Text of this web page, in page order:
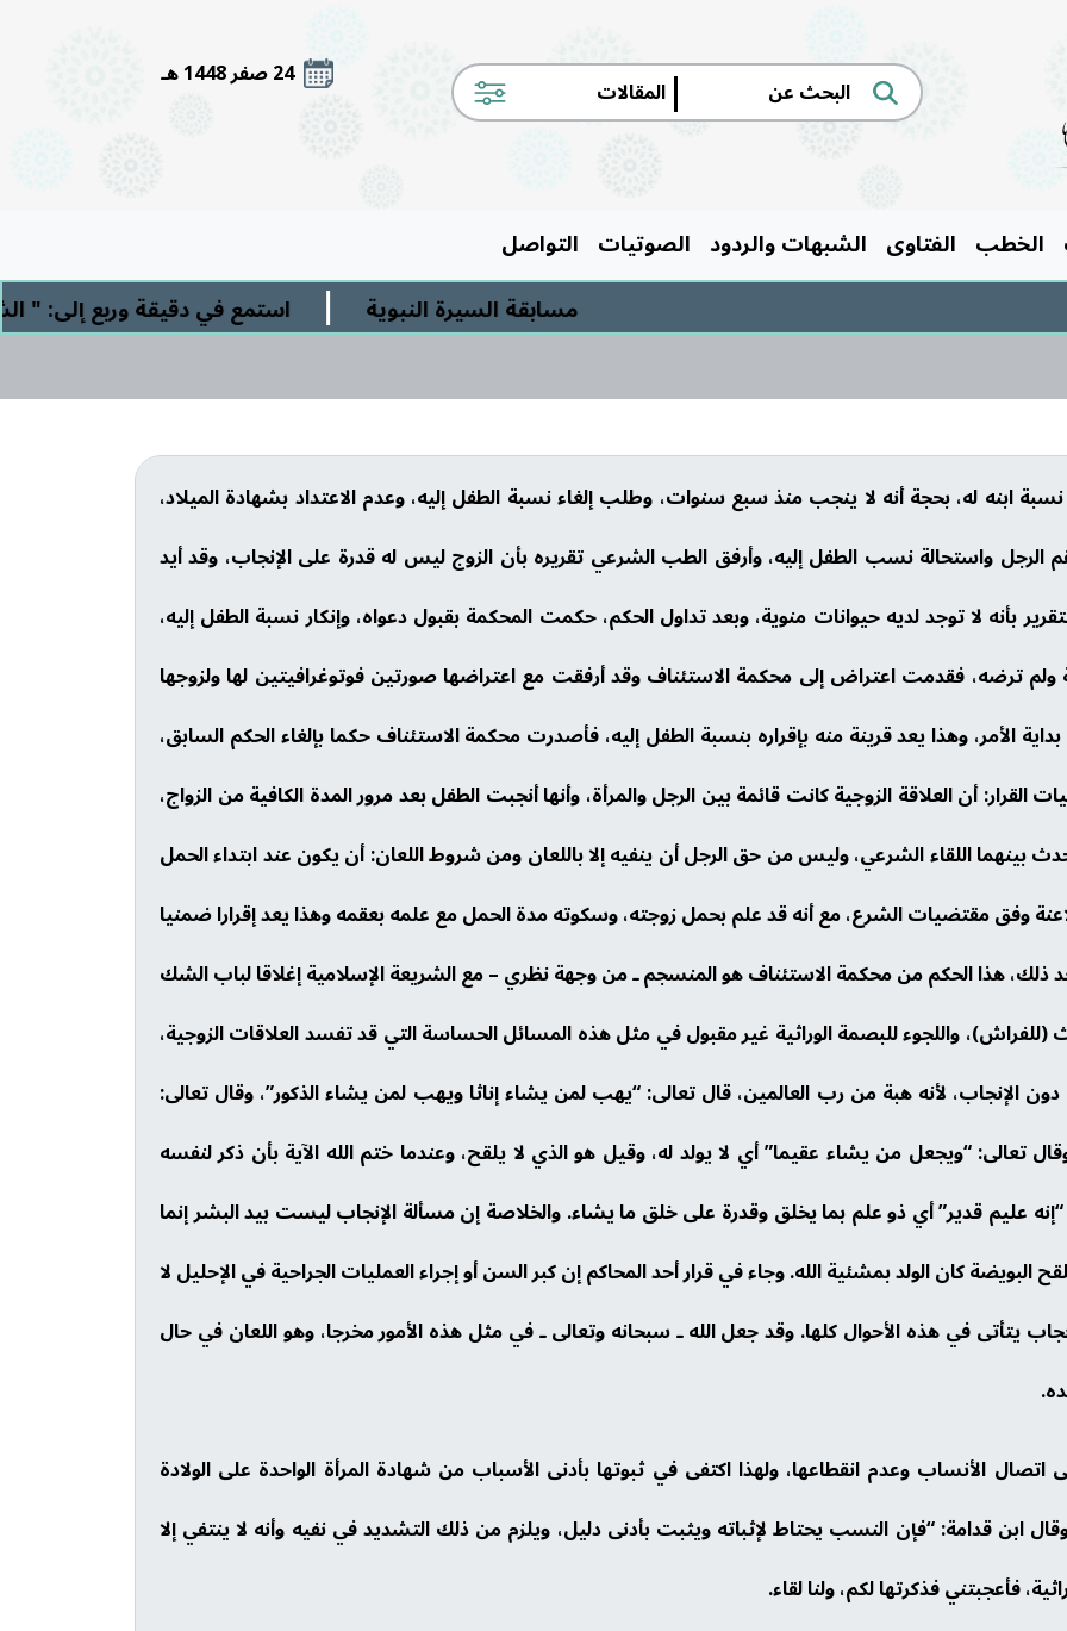
| 24 صفر 1448 هـ
الخطب الفتاوى الشبهات والردود الصوتيات التواصل
مسابقة السيرة النبوية
| استمع في دقيقة وربع إلى: "
ابنه له، بحجة أنه لا ينجب منذ سبع سنوات، وطلب إلغاء نسبة الطفل إليه، وعدم الاعتداد بشهادة الميلاد،
واستحالة نسب الطفل إليه، وأرفق الطب الشرعي تقريره بأن الزوج ليس له قدرة على الإنجاب، وقد أيد
بأنه لا توجد لديه حيوانات منوية، وبعد تداول الحكم، حكمت المحكمة بقبول دعواه، وإنكار نسبة الطفل إليه،
ولم ترضه، فقدمت اعتراض إلى محكمة الاستئناف وقد أرفقت مع اعتراضها صورتين فوتوغرافيتين لها ولزوجها
وهذا يعد قرينة منه بإقراره بنسبة الطفل إليه، فأصدرت محكمة الاستئناف حكما بإلغاء الحكم السابق،
أن العلاقة الزوجية كانت قائمة بين الرجل والمرأة، وأنها أنجبت الطفل بعد مرور المدة الكافية من الزواج،
بينهما اللقاء الشرعي، وليس من حق الرجل أن ينفيه إلا باللعان ومن شروط اللعان: أن يكون عند ابتداء الحمل
وفق مقتضيات الشرع، مع أنه قد علم بحمل زوجته، وسكوته مدة الحمل مع علمه بعقمه وهذا يعد إقرارا ضمنيا
ذلك، هذا الحكم من محكمة الاستئناف هو المنسجم ـ من وجهة نظري – مع الشريعة الإسلامية إغلاقا لباب الشك
واللجوء للبصمة الوراثية غير مقبول في مثل هذه المسائل الحساسة التي قد تفسد العلاقات الزوجية،
الإنجاب، لأنه هبة من رب العالمين، قال تعالى: “يهب لمن يشاء إناثا ويهب لمن يشاء الذكور”، وقال تعالى:
تعالى: “ويجعل من يشاء عقيما” أي لا يولد له، وقيل هو الذي لا يلقح، وعندما ختم الله الآية بأن ذكر لنفسه
قدير” أي ذو علم بما يخلق وقدرة على خلق ما يشاء. والخلاصة إن مسألة الإنجاب ليست بيد البشر إنما
كان الولد بمشئية الله. وجاء في قرار أحد المحاكم إن كبر السن أو إجراء العمليات الجراحية في الإحليل لا
يتأتى في هذه الأحوال كلها. وقد جعل الله ـ سبحانه وتعالى ـ في مثل هذه الأمور مخرجا، وهو اللعان في حال
الأنساب وعدم انقطاعها، ولهذا اكتفى في ثبوتها بأدنى الأسباب من شهادة المرأة الواحدة على الولادة
ابن قدامة: “فإن النسب يحتاط لإثباته ويثبت بأدنى دليل، ويلزم من ذلك التشديد في نفيه وأنه لا ينتفي إلا
فأعجبتني فذكرتها لكم، ولنا لقاء.